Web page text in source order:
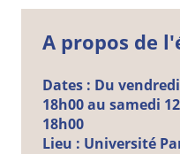
A propos de
Dates : Du
18h00 au samedi
18h00
Lieu : Université